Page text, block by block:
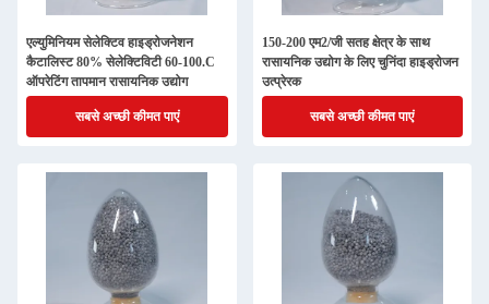
एल्युमिनियम सेलेक्टिव हाइड्रोजनेशन
कैटालिस्ट 80% सेलेक्टिविटी 60-100.C
ऑपरेटिंग तापमान रासायनिक उद्योग
सबसे अच्छी कीमत पाएं
150-200 एम2/जी सतह क्षेत्र के साथ
रासायनिक उद्योग के लिए चुनिंदा हाइड्रोजन
उत्प्रेरक
सबसे अच्छी कीमत पाएं